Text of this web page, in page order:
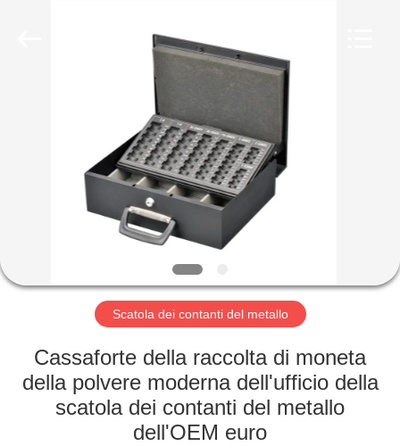
PRODOTTI
GIRO
FABBRICA
CONTROLLO
Scatola dei contanti del metallo
Cassaforte della raccolta di moneta
della polvere moderna dell'ufficio della
scatola dei contanti del metallo
dell'OEM euro